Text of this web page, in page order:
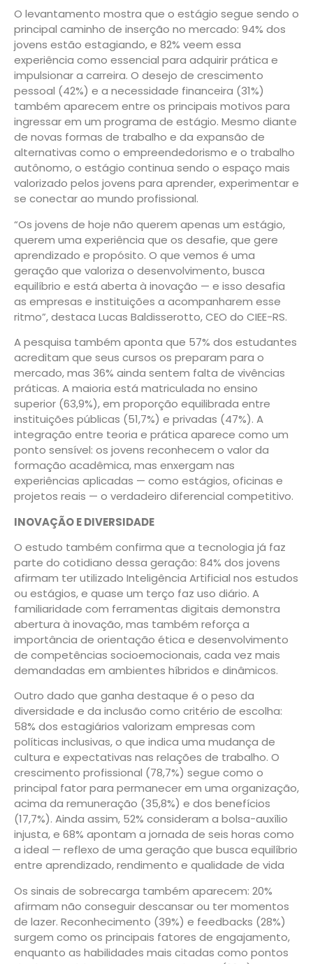
O levantamento mostra que o estágio segue sendo o
principal caminho de inserção no mercado: 94% dos
jovens estão estagiando, e 82% veem essa
experiência como essencial para adquirir prática e
impulsionar a carreira. O desejo de crescimento
pessoal (42%) e a necessidade financeira (31%)
também aparecem entre os principais motivos para
ingressar em um programa de estágio. Mesmo diante
de novas formas de trabalho e da expansão de
alternativas como o empreendedorismo e o trabalho
autônomo, o estágio continua sendo o espaço mais
valorizado pelos jovens para aprender, experimentar e
se conectar ao mundo profissional.
“Os jovens de hoje não querem apenas um estágio,
querem uma experiência que os desafie, que gere
aprendizado e propósito. O que vemos é uma
geração que valoriza o desenvolvimento, busca
equilíbrio e está aberta à inovação — e isso desafia
as empresas e instituições a acompanharem esse
ritmo”, destaca Lucas Baldisserotto, CEO do CIEE-RS.
A pesquisa também aponta que 57% dos estudantes
acreditam que seus cursos os preparam para o
mercado, mas 36% ainda sentem falta de vivências
práticas. A maioria está matriculada no ensino
superior (63,9%), em proporção equilibrada entre
instituições públicas (51,7%) e privadas (47%). A
integração entre teoria e prática aparece como um
ponto sensível: os jovens reconhecem o valor da
formação acadêmica, mas enxergam nas
experiências aplicadas — como estágios, oficinas e
projetos reais — o verdadeiro diferencial competitivo.
INOVAÇÃO E DIVERSIDADE
O estudo também confirma que a tecnologia já faz
parte do cotidiano dessa geração: 84% dos jovens
afirmam ter utilizado Inteligência Artificial nos estudos
ou estágios, e quase um terço faz uso diário. A
familiaridade com ferramentas digitais demonstra
abertura à inovação, mas também reforça a
importância de orientação ética e desenvolvimento
de competências socioemocionais, cada vez mais
demandadas em ambientes híbridos e dinâmicos.
Outro dado que ganha destaque é o peso da
diversidade e da inclusão como critério de escolha:
58% dos estagiários valorizam empresas com
políticas inclusivas, o que indica uma mudança de
cultura e expectativas nas relações de trabalho. O
crescimento profissional (78,7%) segue como o
principal fator para permanecer em uma organização,
acima da remuneração (35,8%) e dos benefícios
(17,7%). Ainda assim, 52% consideram a bolsa-auxílio
injusta, e 68% apontam a jornada de seis horas como
a ideal — reflexo de uma geração que busca equilíbrio
entre aprendizado, rendimento e qualidade de vida
Os sinais de sobrecarga também aparecem: 20%
afirmam não conseguir descansar ou ter momentos
de lazer. Reconhecimento (39%) e feedbacks (28%)
surgem como os principais fatores de engajamento,
enquanto as habilidades mais citadas como pontos